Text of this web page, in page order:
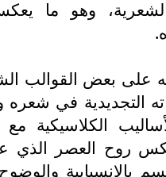
وهو ما
على بعض القوالب
التجديدية في
الكلاسيكية
روح العصر الذي
بالانسيابية